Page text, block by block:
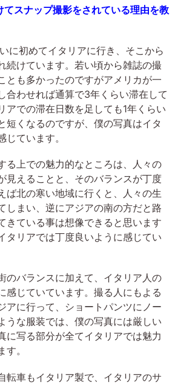
てスナップ撮影をされている理由を教
に初めてイタリアに行き、そこから
続けています。若い頃から雑誌の撮
とも多かったのですがアメリカが一
合わせれば通算で3年くらい滞在して
アでの滞在日数を足しても1年くらい
短くなるのですが、僕の写真はイタ
じています。
る上での魅力的なところは、人々の
見えることと、そのバランスが丁度
ば北の寒い地域に行くと、人々の生
しまい、逆にアジアの南の方だと路
きている事は想像できると思います
タリアでは丁度良いように感じてい
のバランスに加えて、イタリア人の
感じていています。撮る人にもよる
アに行って、ショートパンツにノー
うな服装では、僕の写真には厳しい
に写る部分が全てイタリアでは魅力
。
転車もイタリア製で、イタリアのサ